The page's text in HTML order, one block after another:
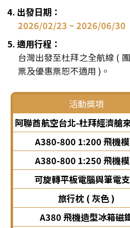
4. 出發日期：
2026/02/23 ~ 2026/06/30
5. 適用行程：
台灣出發至杜拜之全航線 (
票及優惠票恕不適用 )。
活動獎項
阿聯酋航空台北-杜拜經濟艙
A380-800 1:200 飛機
A380-800 1:250 飛機
可旋轉平板電腦與筆電
旅行枕 ( 灰色 )
A380 飛機造型冰箱磁